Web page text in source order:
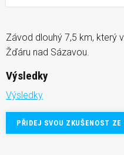
Závod dlouhý 7,5 km, který
Žďáru nad Sázavou.
Výsledky
Výsledky
PŘIDEJ SVOU ZKUŠENOST ZE